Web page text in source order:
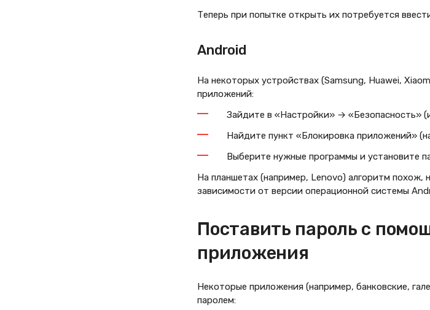
Теперь при попытке открыть их потребуется
Android
На некоторых устройствах (Samsung, Huawei,
приложений:
Зайдите в «Настройки» → «Безопасность»
Найдите пункт «Блокировка приложений»
Выберите нужные программы и установите
На планшетах (например, Lenovo) алгоритм похож,
зависимости от версии операционной системы
Поставить пароль с
приложения
Некоторые приложения (например, банковские,
паролем: